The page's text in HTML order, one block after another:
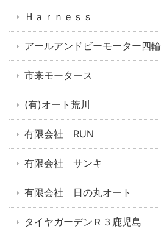
Ｈａｒｎｅｓｓ
アールアンドビーモーター四輪
市来モータース
(有)オート荒川
有限会社 RUN
有限会社 サンキ
有限会社 日の丸オート
タイヤガーデンＲ３鹿児島